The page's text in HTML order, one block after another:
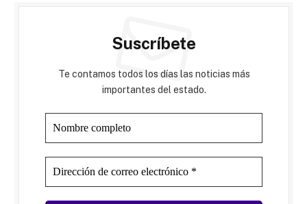
Suscríbete
Te contamos todos los días las noticias más
importantes del estado.